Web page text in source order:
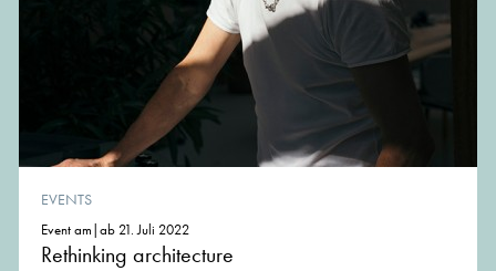
EVENTS
Event am|ab 21. Juli 2022
Rethinking architecture